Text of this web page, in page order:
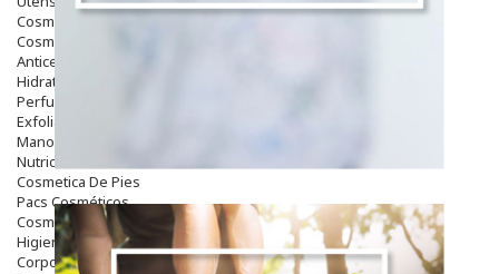
Cosmética Capilar
Cosmética Corporal
Anticelulíticos
Hidratantes Corporales
Perfumes Y Colonias
Exfoliantes Corporales
Manos Y Uñas
Nutricosmética
Cosmetica De Pies
Pacs Cosméticos
Cosmetica Facial Piel Sensible
Higiene
Corporal